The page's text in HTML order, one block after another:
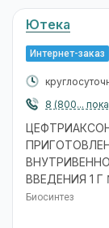
Ютека
Интернет-заказ
8 (800...
ВВЕДЕНИЯ 1 Г
Биосинтез